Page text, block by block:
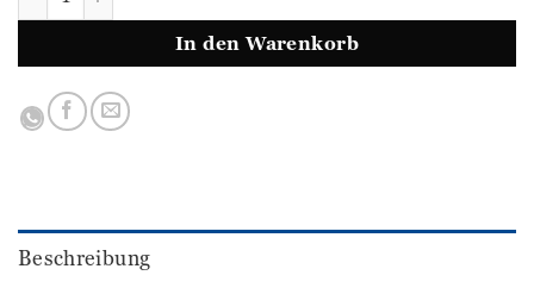
In den Warenkorb
Beschreibung